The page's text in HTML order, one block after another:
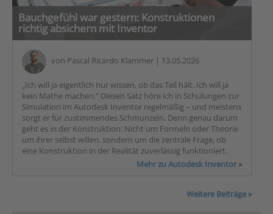
Bauchgefühl war gestern: Konstruktionen
richtig absichern mit Inventor
von Pascal Ricardo Klammer | 13.05.2026
„Ich will ja eigentlich nur wissen, ob das Teil hält. Ich will ja
kein Mathe machen.“ Diesen Satz höre ich in Schulungen zur
Simulation im Autodesk Inventor regelmäßig – und meistens
sorgt er für zustimmendes Schmunzeln. Denn genau darum
geht es in der Konstruktion: Nicht um Formeln oder Theorie
um ihrer selbst willen, sondern um die zentrale Frage, ob
eine Konstruktion in der Realität zuverlässig funktioniert.
Mehr zu Autodesk Inventor »
Weitere Beiträge »